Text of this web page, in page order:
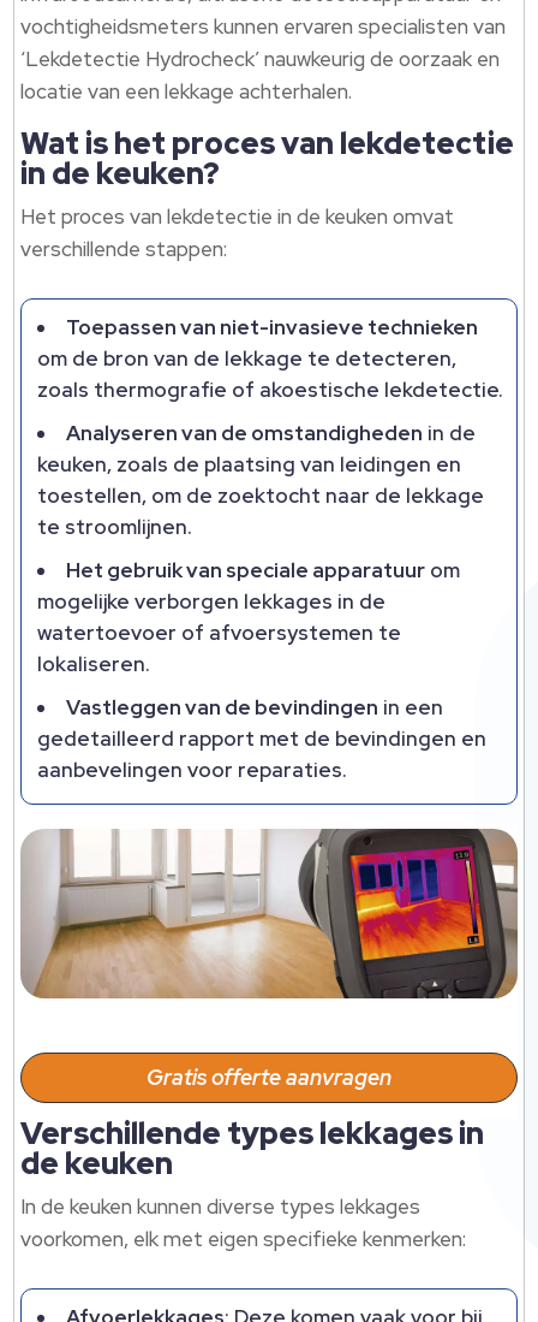
vochtigheidsmeters kunnen ervaren specialisten van
‘Lekdetectie Hydrocheck’ nauwkeurig de oorzaak en
locatie van een lekkage achterhalen.​
Wat is het proces van lekdetectie
in de keuken?
Het proces van lekdetectie in de keuken omvat
verschillende stappen:
Toepassen van niet-invasieve technieken
om de bron van de lekkage te detecteren,
zoals thermografie of akoestische lekdetectie.​
Analyseren van de omstandigheden in de
keuken, zoals de plaatsing van leidingen en
toestellen, om de zoektocht naar de lekkage
te stroomlijnen.​
Het gebruik van speciale apparatuur om
mogelijke verborgen lekkages in de
watertoevoer of afvoersystemen te
lokaliseren.​
Vastleggen van de bevindingen in een
gedetailleerd rapport met de bevindingen en
aanbevelingen voor reparaties.​
Gratis offerte aanvragen
Verschillende types lekkages in
de keuken
In de keuken kunnen diverse types lekkages
voorkomen, elk met eigen specifieke kenmerken: